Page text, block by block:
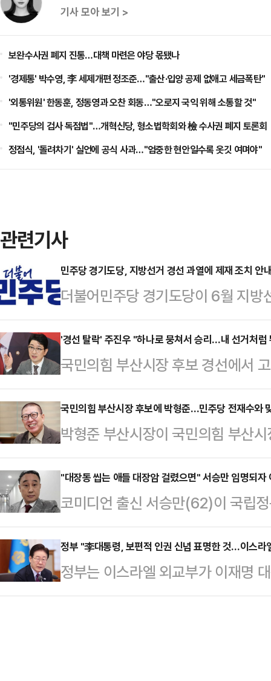
기사 모아 보기 >
보완수사권 폐지 진통…대책 마련은 야당 몫됐나
'경제통' 박수영, 李 세제개편 정조준…"출산·입양 공제 없애고 세금폭탄"
'외통위원' 한동훈, 정동영과 오찬 회동…"오로지 국익 위해 소통할 것"
"민주당의 검사 독점법"…개혁신당, 형소법학회와 檢 수사권 폐지 토론회
정점식, '돌려차기' 실언에 공식 사과…"엄중한 현안일수록 옷깃 여며야"
관련기사
민주당 경기도당, 지방선거 경선 과열에 제재 조치 안
더불어민주당 경기도당이 6월 지
대해 제재 방침을 밝혔다.민주당
회에 ‘투표기간 중 휴대전화 문자
의 건’이라는 공문을 발송하였다.
과 제41조(위반행위에 대한 제재)
를 위한 휴대전화 문자 발송은 가능
의 문자 발송은 제한하고 있으며 이
기도 시장·군수 …
'경선 탈락' 주진우 "하나로 뭉쳐서 승리…내 선거처럼
국민의힘 부산시장 후보 경선에서
본선 승리를 돕겠다고 밝혔다.주진
북에 부산시민과 국민의힘 당원을
사드린다"며 "박형준 시장님께도
"새로운 부산, 새로운 정치에 대한
들의 뜻을 깊이 새기겠다. 저는 늘
힘과 대한민국을 지키기 위해 선봉
하나로 뭉쳐서 승…
국민의힘 부산시장 후보에 박형준…민주당 전재수와
박형준 부산시장이 국민의힘 부산
힘 중앙당 공천관리위원장은 11일
경선에서 주진우 의원을 상대로 승
일 양일간 실시된 선거인단 투표와
반영됐다.이에 따라 박 시장은 더불
본선에서 경쟁을 벌이게 됐다
은 1991년 부산 동아대 교수가 돼
었다. 2004년 17…
"대장동 씹는 애들 대장암 걸렸으면" 서승만 임명되자
코미디언 출신 서승만(62)이 국립
야가 공방을 벌이고 있다. 더불어민
가'라고 옹호한 반면 국민의힘은 '
관광부 장관은 10일 정동극장 대표
다.최 장관은 "신임 대표이사가 그
정부 "李대통령, 보편적 인권 신념 표명한 것…이스라
정부는 이스라엘 외교부가 이재명
과 관련해 규탄 성명을 낸 데 대해 "